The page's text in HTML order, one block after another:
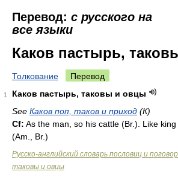
Перевод: с русского на
все языки
Каков пастырь,
Толкование Перевод
1
Каков пастырь, таковы и овцы
See Каков поп, таков и приход (К)
Cf: As the man, so his cattle (Br.). Like
(Am. Br.)
Русско-английский словарь пословиц и
таковы и овцы